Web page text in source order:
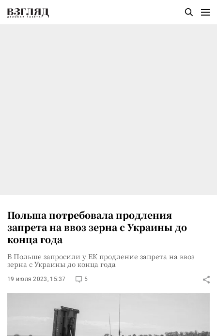
Польша потребовала продления
запрета на ввоз зерна с Украины до
конца года
В Польше запросили у ЕК продление запрета на ввоз
зерна с Украины до конца года
19 июля 2023, 15:37 5